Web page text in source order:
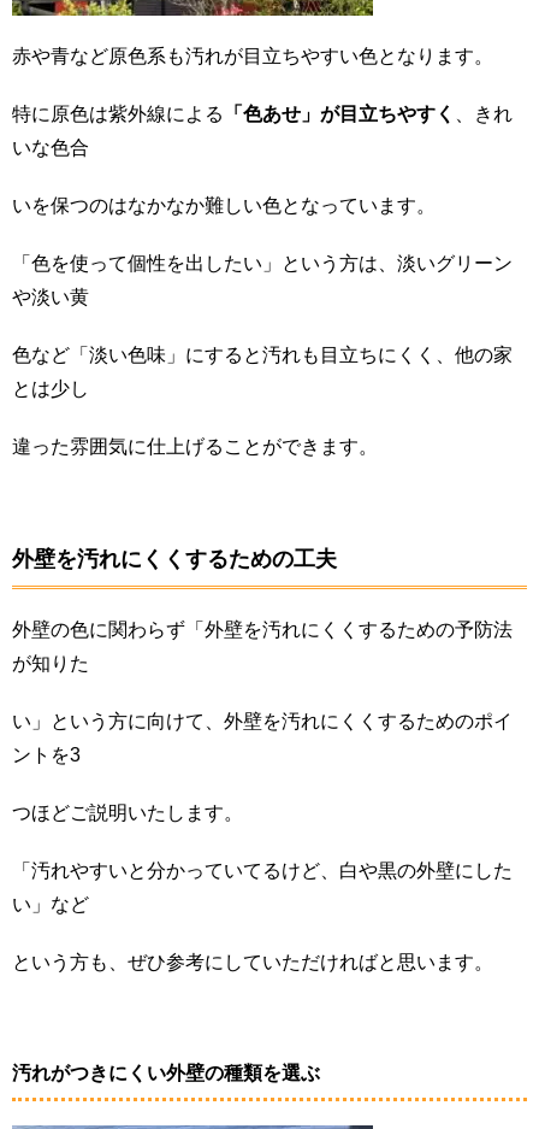
赤や青など原色系も汚れが目立ちやすい色となります。
特に原色は紫外線による 「色あせ」が目立ちやすく
、きれ
いな色合
いを保つのはなかなか難しい色となっています。
「色を使って個性を出したい」という方は、淡いグリーン
や淡い黄
色など「淡い色味」にすると汚れも目立ちにくく、他の家
とは少し
違った雰囲気に仕上げることができます。
外壁を汚れにくくするための工夫
外壁の色に関わらず「外壁を汚れにくくするための予防法
が知りた
い」という方に向けて、外壁を汚れにくくするためのポイ
ントを3
つほどご説明いたします。
「汚れやすいと分かっていてるけど、白や黒の外壁にした
い」など
という方も、ぜひ参考にしていただければと思います。
汚れがつきにくい外壁の種類を選ぶ